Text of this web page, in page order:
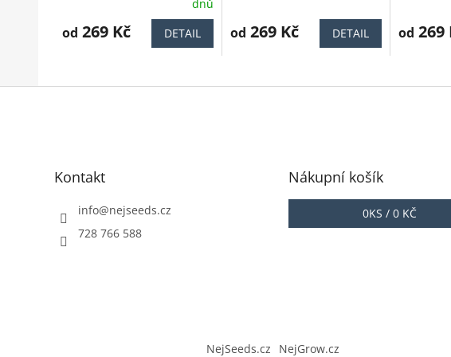
produktu
5
dnů
od 269 Kč DETAIL
produktu
5
od 269 Kč DETAIL
produktu
5
od 269
Kontakt
info@nejseeds.cz
728 766 588
Nákupní košík
0KS /0 KČ
NejSeeds.cz NejGrow.cz